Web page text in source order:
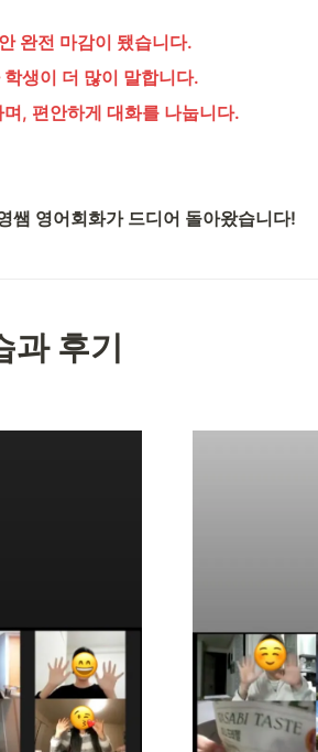
완전 마감이 됐습니다.
생이 더 많이 말합니다.
, 편안하게 대화를 나눕니다.
쌤 영어회화가 드디어 돌아왔습니다!
과 후기